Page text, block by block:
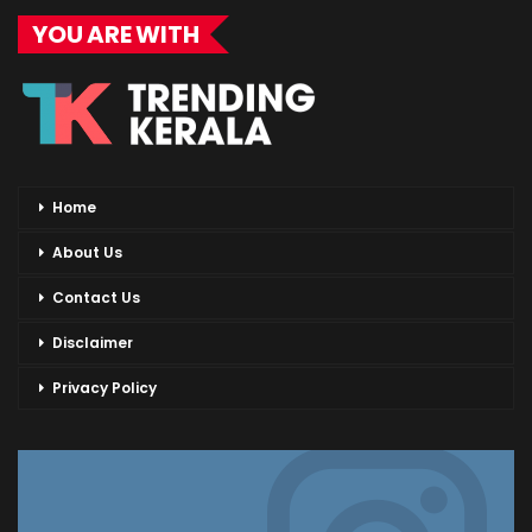
YOU ARE WITH
Home
About Us
Contact Us
Disclaimer
Privacy Policy